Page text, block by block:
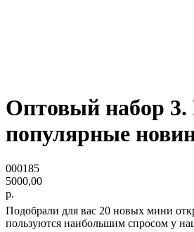
Оптовый набор 3.
популярные
000185
5000,00
р.
Подобрали для вас 20 новых мини
пользуются наибольшим спросом у